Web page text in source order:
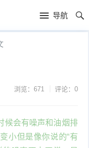
导航
浏览：671 评论：0
候会有噪声和油烟排
小但是像你说的“有